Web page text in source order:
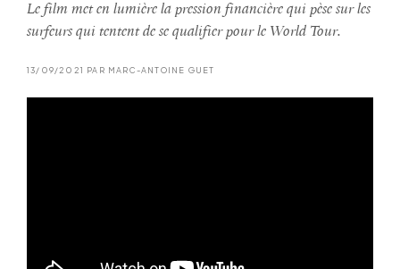
Le film met en lumière la pression financière qui pèse sur les
surfeurs qui tentent de se qualifier pour le World Tour.
13/09/2021 PAR MARC-ANTOINE GUET